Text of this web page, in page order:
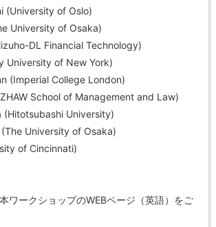
(University of Oslo)
University of Osaka)
DL Financial Technology)
University of New York)
(Imperial College London)
School of Management and Law)
(Hitotsubashi University)
University of Osaka)
of Cincinnati)
ワークショップのWEBページ（英語）をご